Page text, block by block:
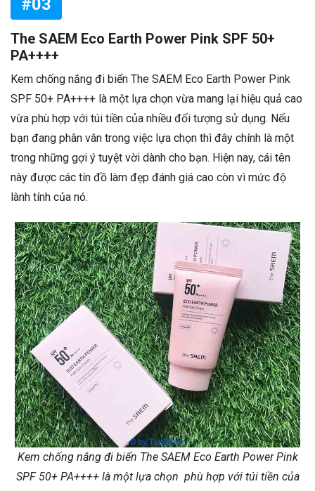
#03
The SAEM Eco Earth Power Pink SPF 50+
PA++++
Kem chống nắng đi biển The SAEM Eco Earth Power Pink
SPF 50+ PA++++ là một lựa chọn vừa mang lại hiệu quả cao
vừa phù hợp với túi tiền của nhiều đối tượng sử dụng. Nếu
bạn đang phân vân trong việc lựa chọn thì đây chính là một
trong những gợi ý tuyệt vời dành cho bạn. Hiện nay, cái tên
này được các tín đồ làm đẹp đánh giá cao còn vì mức độ
lành tính của nó.
Kem chống nắng đi biển The SAEM Eco Earth Power Pink
SPF 50+ PA++++ là một lựa chọn phù hợp với túi tiền của